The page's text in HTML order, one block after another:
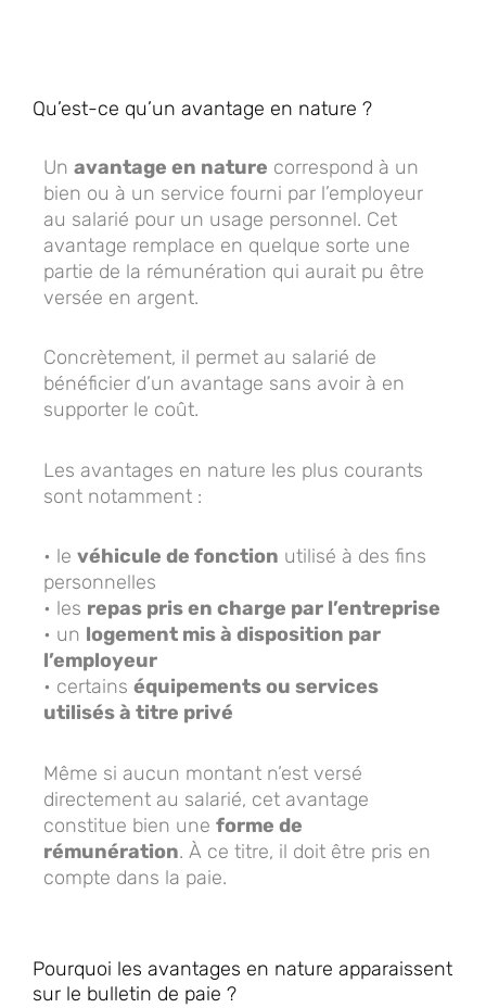
Qu’est-ce qu’un avantage en nature ?
Un avantage en nature correspond à un
bien ou à un service fourni par l’employeur
au salarié pour un usage personnel. Cet
avantage remplace en quelque sorte une
partie de la rémunération qui aurait pu être
versée en argent.
Concrètement, il permet au salarié de
bénéficier d’un avantage sans avoir à en
supporter le coût.
Les avantages en nature les plus courants
sont notamment :
• le véhicule de fonction utilisé à des fins
personnelles
• les repas pris en charge par l’entreprise
• un logement mis à disposition par
l’employeur
• certains équipements ou services
utilisés à titre privé
Même si aucun montant n’est versé
directement au salarié, cet avantage
constitue bien une forme de
rémunération. À ce titre, il doit être pris en
compte dans la paie.
Pourquoi les avantages en nature apparaissent
sur le bulletin de paie ?